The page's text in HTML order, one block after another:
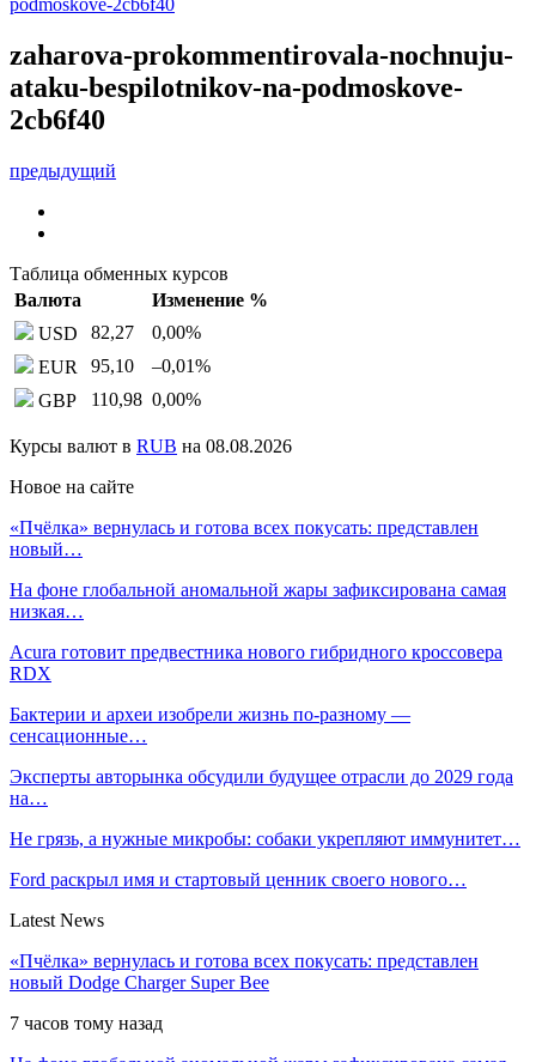
zaharova-prokommentirovala-nochnuju-
ataku-bespilotnikov-na-podmoskove-
2cb6f40
предыдущий
Таблица обменных курсов
Валюта
Изменение %
USD
82,27 0,00%
EUR
95,10 –0,01%
GBP
110,98 0,00%
Курсы валют в RUB на 08.08.2026
Новое на сайте
«Пчёлка» вернулась и готова всех покусать: представлен
новый…
На фоне глобальной аномальной жары зафиксирована самая
низкая…
Acura готовит предвестника нового гибридного кроссовера
RDX
Бактерии и археи изобрели жизнь по-разному —
сенсационные…
Эксперты авторынка обсудили будущее отрасли до 2029 года
на…
Не грязь, а нужные микробы: собаки укрепляют иммунитет…
Ford раскрыл имя и стартовый ценник своего нового…
Latest News
«Пчёлка» вернулась и готова всех покусать: представлен
новый Dodge Charger Super Bee
7 часов тому назад